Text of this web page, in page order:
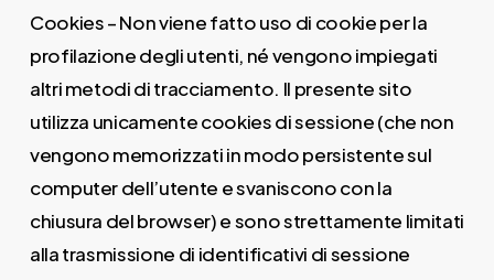
Cookies – Non viene fatto uso di cookie per la
profilazione degli utenti, né vengono impiegati
altri metodi di tracciamento. Il presente sito
utilizza unicamente cookies di sessione (che non
vengono memorizzati in modo persistente sul
computer dell’utente e svaniscono con la
chiusura del browser) e sono strettamente limitati
alla trasmissione di identificativi di sessione